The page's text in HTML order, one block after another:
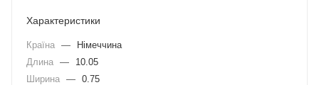
Характеристики
Країна —
Німеччина
Длина —
10.05
Ширина — 0.75